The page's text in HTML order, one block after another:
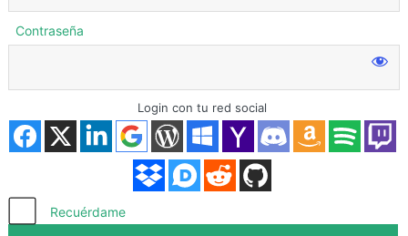
Acceder
Contraseña
Login con tu red social
Recuérdame